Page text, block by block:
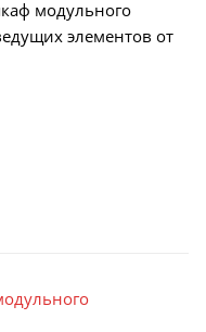
модульного
элементов от